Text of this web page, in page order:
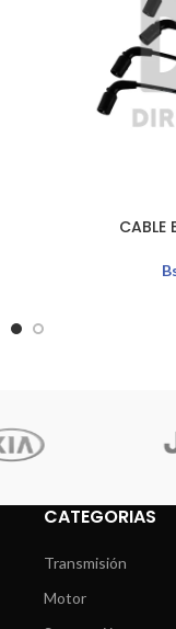
AÑADIR ALCABLE
CATEGORIAS
Transmisión
Motor